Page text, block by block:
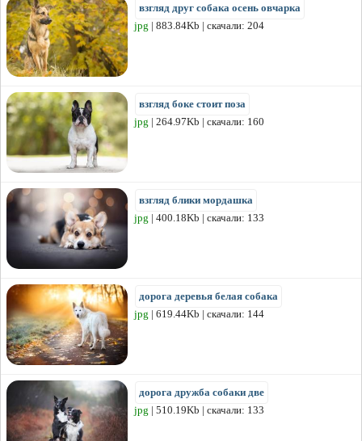
взгляд друг собака осень овчарка
jpg | 883.84Kb | скачали: 204
взгляд боке стоит поза
jpg | 264.97Kb | скачали: 160
взгляд блики мордашка
jpg | 400.18Kb | скачали: 133
дорога деревья белая собака
jpg | 619.44Kb | скачали: 144
дорога дружба собаки две
jpg | 510.19Kb | скачали: 133